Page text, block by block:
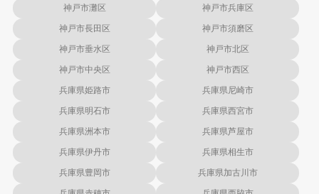
神戸市灘区 神戸市兵庫区
神戸市長田区 神戸市須磨区
神戸市垂水区 神戸市北区
神戸市中央区 神戸市西区
兵庫県姫路市 兵庫県尼崎市
兵庫県明石市 兵庫県西宮市
兵庫県洲本市 兵庫県芦屋市
兵庫県伊丹市 兵庫県相生市
兵庫県豊岡市 兵庫県加古川市